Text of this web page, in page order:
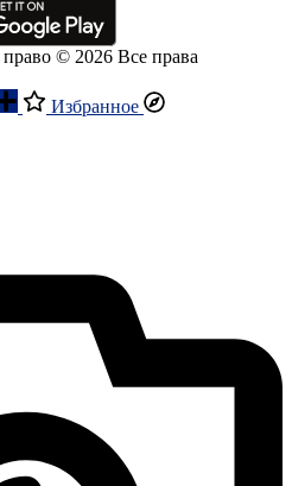
право © 2026 Все права
Избранное